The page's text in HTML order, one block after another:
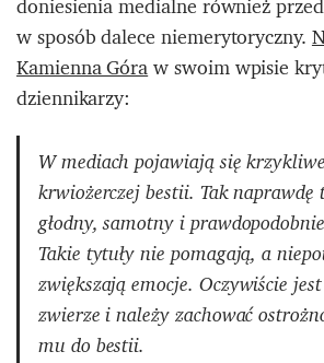
w sposób dalece niemerytoryczny.
Kamienna Góraw swoim wpisie
dziennikarzy:
W mediach pojawiają się
krwiożerczej bestii. Tak naprawdę
głodny, samotny i
Takie tytuły nie pomagają, a
zwiększają emocje. Oczywiście
zwierze i należy zachować
mu do bestii.